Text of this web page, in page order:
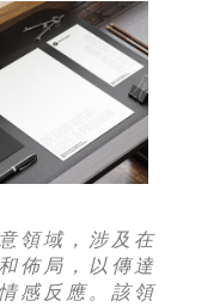
領域，涉及在
佈局，以傳達
感反應。該領